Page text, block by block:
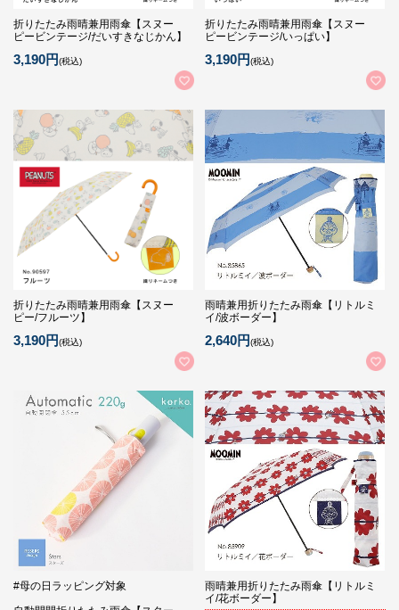
折りたたみ雨晴兼用雨傘【スヌー
ピービンテージ/だいすきなじかん】
3,190円(税込)
折りたたみ雨晴兼用雨傘【スヌー
ピービンテージ/いっぱい】
3,190円(税込)
折りたたみ雨晴兼用雨傘【スヌー
ピー/フルーツ】
3,190円(税込)
雨晴兼用折りたたみ雨傘【リトルミ
イ/波ボーダー】
2,640円(税込)
#母の日ラッピング対象
雨晴兼用折りたたみ雨傘【リトルミ
イ/花ボーダー】